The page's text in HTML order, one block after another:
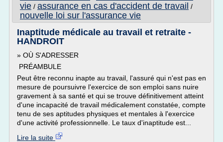
vie / assurance en cas d'accident de travail /
nouvelle loi sur l'assurance vie
Inaptitude médicale au travail et retraite -
HANDROIT
» OÙ S'ADRESSER
PRÉAMBULE
Peut être reconnu inapte au travail, l'assuré qui n'est pas en
mesure de poursuivre l'exercice de son emploi sans nuire
gravement à sa santé et qui se trouve définitivement atteint
d'une incapacité de travail médicalement constatée, compte
tenu de ses aptitudes physiques et mentales à l'exercice
d'une activité professionnelle. Le taux d'inaptitude est...
Lire la suite